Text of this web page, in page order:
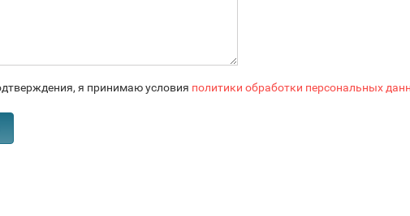
я принимаю условия политики обработки персональных